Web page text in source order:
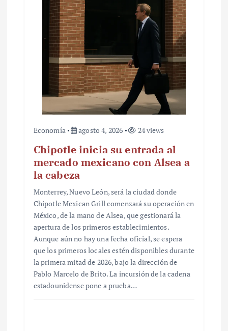
Economía agosto 4, 2026 24 views
Chipotle inicia su entrada al
mercado mexicano con Alsea a
la cabeza
Monterrey, Nuevo León, será la ciudad donde
Chipotle Mexican Grill comenzará su operación en
México, de la mano de Alsea, que gestionará la
apertura de los primeros establecimientos.
Aunque aún no hay una fecha oficial, se espera
que los primeros locales estén disponibles durante
la primera mitad de 2026, bajo la dirección de
Pablo Marcelo de Brito. La incursión de la cadena
estadounidense pone a prueba…